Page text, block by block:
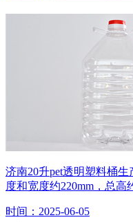
济南20升pet透明塑料桶
度和宽度约220mm，总高
时间：2025-06-05